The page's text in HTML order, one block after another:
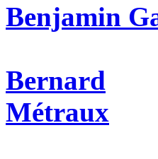
Benjamin
Bernard
Métraux